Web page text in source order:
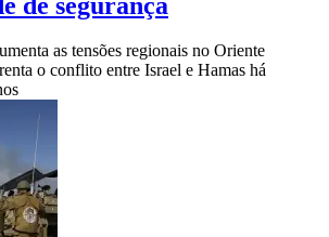
as tensões regionais no Oriente
o conflito entre Israel e Hamas há